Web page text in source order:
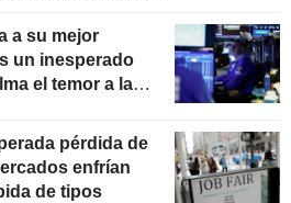
a su mejor
un inesperado
el temor a las
pérdida de
enfrían
de tipos